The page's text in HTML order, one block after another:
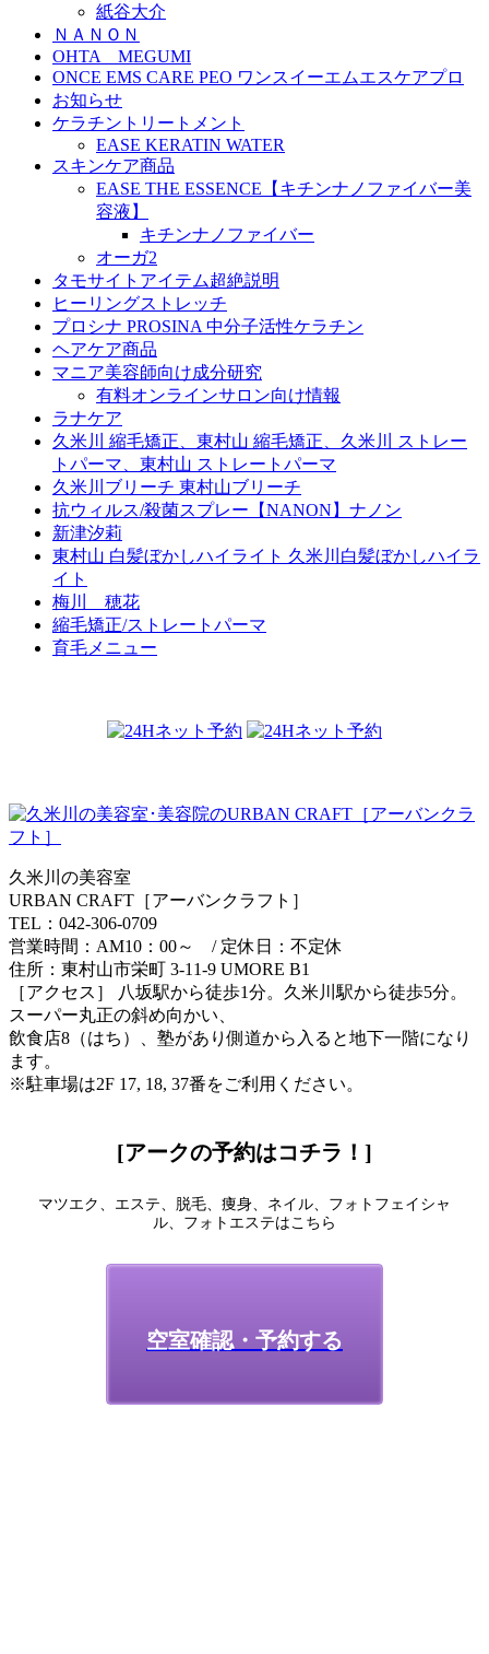
紙谷大介
ＮＡＮＯＮ
OHTA MEGUMI
ONCE EMS CARE PEO ワンスイーエムエスケアプロ
お知らせ
ケラチントリートメント
EASE KERATIN WATER
スキンケア商品
EASE THE ESSENCE【キチンナノファイバー美
容液】
キチンナノファイバー
オーガ2
タモサイトアイテム超絶説明
ヒーリングストレッチ
プロシナ PROSINA 中分子活性ケラチン
ヘアケア商品
マニア美容師向け成分研究
有料オンラインサロン向け情報
ラナケア
久米川 縮毛矯正、東村山 縮毛矯正、久米川 ストレー
トパーマ、東村山 ストレートパーマ
久米川ブリーチ 東村山ブリーチ
抗ウィルス/殺菌スプレー【NANON】ナノン
新津汐莉
東村山 白髪ぼかしハイライト 久米川白髪ぼかしハイラ
イト
梅川 穂花
縮毛矯正/ストレートパーマ
育毛メニュー
久米川の美容室
URBAN CRAFT［アーバンクラフト］
TEL：042-306-0709
営業時間：AM10：00～ / 定休日：不定休
住所：東村山市栄町 3-11-9 UMORE B1
［アクセス］ 八坂駅から徒歩1分。久米川駅から徒歩5分。
スーパー丸正の斜め向かい、
飲食店8（はち）、塾があり側道から入ると地下一階になり
ます。
※駐車場は2F 17, 18, 37番をご利用ください。
[アークの予約はコチラ！]
マツエク、エステ、脱毛、痩身、ネイル、フォトフェイシャ
ル、フォトエステはこちら
空室確認・予約する